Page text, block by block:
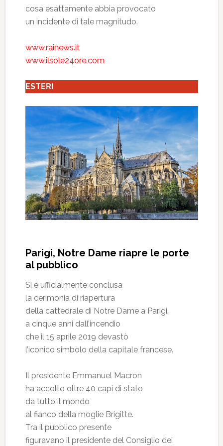
cosa esattamente abbia provocato
un incidente di tale magnitudo.
www.rainews.it
www.ilsole24ore.com
ESTERI
Parigi, Notre Dame riapre le porte
al pubblico
Si è ufficialmente conclusa
la cerimonia di riapertura
della cattedrale di Notre Dame a Parigi,
a cinque anni dall’incendio
che il 15 aprile 2019 devastò
l’iconico simbolo della capitale francese.
Il presidente Emmanuel Macron
ha accolto oltre 40 capi di stato
da tutto il mondo
al fianco della moglie Brigitte.
Tra il pubblico presente
figuravano il presidente del Consiglio dei